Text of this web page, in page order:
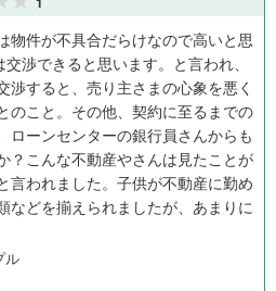
物件が不具合だらけなので高いと思
渉できると思います。と言われ、
渉すると、売り主さまの心象を悪く
のこと。その他、契約に至るまでの
ローンセンターの銀行員さんからも
？こんな不動産やさんは見たことが
言われました。子供が不動産に勤め
などを揃えられましたが、あまりに
ル